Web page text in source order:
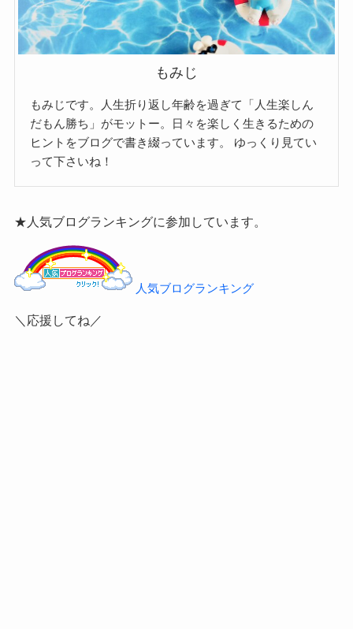
もみじ
もみじです。人生折り返し年齢を過ぎて「人生楽しん
だもん勝ち」がモットー。日々を楽しく生きるための
ヒントをブログで書き綴っています。
ゆっくり見てい
って下さいね！
★人気ブログランキングに参加しています。
人気ブログランキング
＼応援してね／